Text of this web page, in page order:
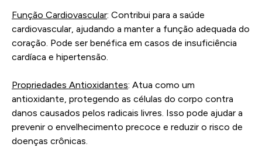
Função Cardiovascular: Contribui para a saúde
cardiovascular, ajudando a manter a função adequada do
coração. Pode ser benéfica em casos de insuficiência
cardíaca e hipertensão.
Propriedades Antioxidantes: Atua como um
antioxidante, protegendo as células do corpo contra
danos causados pelos radicais livres. Isso pode ajudar a
prevenir o envelhecimento precoce e reduzir o risco de
doenças crônicas.